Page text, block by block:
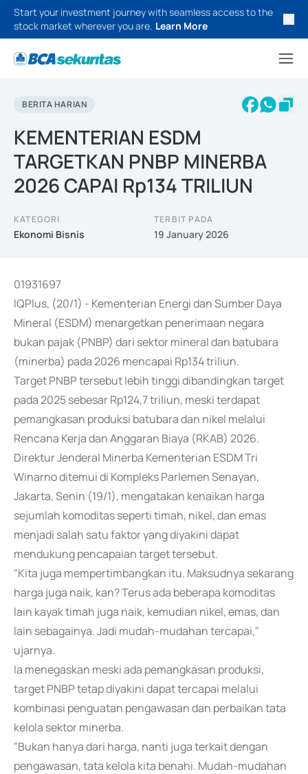
Start your investment journey with seamless access to the
stock market wherever you are. Learn More
BERITA HARIAN
KEMENTERIAN ESDM
TARGETKAN PNBP MINERBA
2026 CAPAI Rp134 TRILIUN
KATEGORI
Ekonomi Bisnis
TERBIT PADA
19 January 2026
01931697
IQPlus, (20/1) - Kementerian Energi dan Sumber Daya
Mineral (ESDM) menargetkan penerimaan negara
bukan pajak (PNBP) dari sektor mineral dan batubara
(minerba) pada 2026 mencapai Rp134 triliun.
Target PNBP tersebut lebih tinggi dibandingkan target
pada 2025 sebesar Rp124,7 triliun, meski terdapat
pemangkasan produksi batubara dan nikel melalui
Rencana Kerja dan Anggaran Biaya (RKAB) 2026.
Direktur Jenderal Minerba Kementerian ESDM Tri
Winarno ditemui di Kompleks Parlemen Senayan,
Jakarta, Senin (19/1), mengatakan kenaikan harga
sejumlah komoditas seperti timah, nikel, dan emas
menjadi salah satu faktor yang diyakini dapat
mendukung pencapaian target tersebut.
"Kita juga mempertimbangkan itu. Maksudnya sekarang
harga juga naik, kan? Terus ada beberapa komoditas
lain kayak timah juga naik, kemudian nikel, emas, dan
lain sebagainya. Jadi mudah-mudahan tercapai,"
ujarnya.
Ia menegaskan meski ada pemangkasan produksi,
target PNBP tetap diyakini dapat tercapai melalui
kombinasi penguatan pengawasan dan perbaikan tata
kelola sektor minerba.
"Bukan hanya dari harga, nanti juga terkait dengan
pengawasan, tata kelola kita benahi. Mudah-mudahan